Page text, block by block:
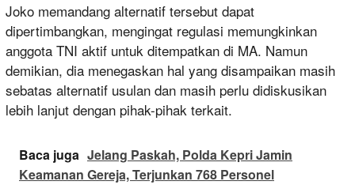
Joko memandang alternatif tersebut dapat
dipertimbangkan, mengingat regulasi memungkinkan
anggota TNI aktif untuk ditempatkan di MA. Namun
demikian, dia menegaskan hal yang disampaikan masih
sebatas alternatif usulan dan masih perlu didiskusikan
lebih lanjut dengan pihak-pihak terkait.
Baca juga Jelang Paskah, Polda Kepri Jamin
Keamanan Gereja, Terjunkan 768 Personel